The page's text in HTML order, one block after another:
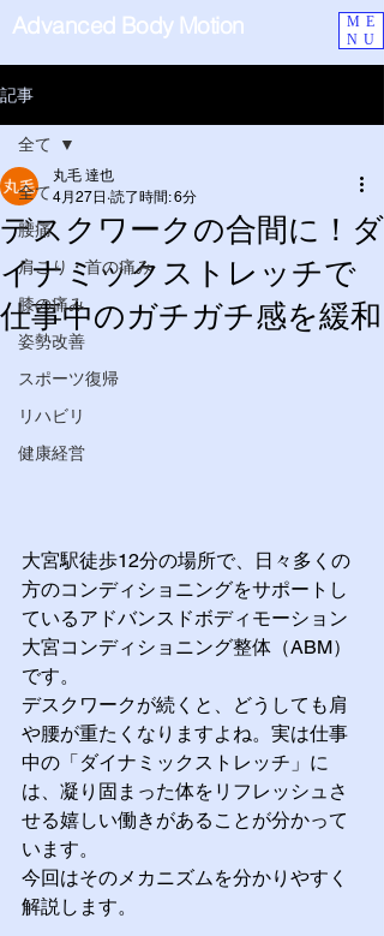
ME
NU
Advanced Body Motion
記事
全て
腰痛
肩こり・首の痛み
膝の痛み
姿勢改善
スポーツ復帰
リハビリ
健康経営
全て
デスクワークの合間に！ダ
イナミックストレッチで
仕事中のガチガチ感を緩和
丸毛 達也
4月27日 読了時間: 6分
大宮駅徒歩12分の場所で、日々多くの
方のコンディショニングをサポートし
ているアドバンスドボディモーション
大宮コンディショニング整体（ABM）
です。
デスクワークが続くと、どうしても肩
や腰が重たくなりますよね。実は仕事
中の「ダイナミックストレッチ」に
は、凝り固まった体をリフレッシュさ
せる嬉しい働きがあることが分かって
います。
今回はそのメカニズムを分かりやすく
解説します。